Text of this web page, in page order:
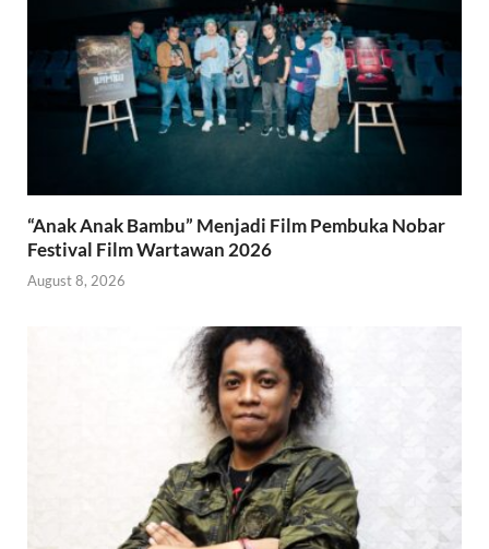
“Anak Anak Bambu” Menjadi Film Pembuka Nobar
Festival Film Wartawan 2026
August 8, 2026